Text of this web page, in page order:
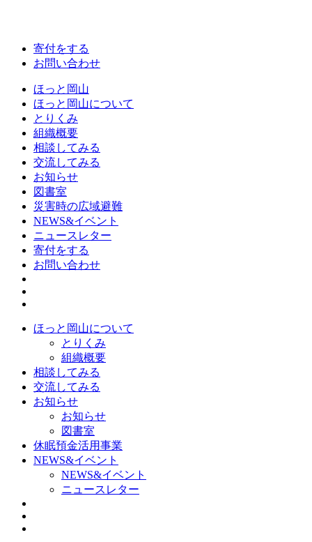
寄付をする
お問い合わせ
ほっと岡山
ほっと岡山について
とりくみ
組織概要
相談してみる
交流してみる
お知らせ
図書室
災害時の広域避難
NEWS&イベント
ニュースレター
寄付をする
お問い合わせ
ほっと岡山について
とりくみ
組織概要
相談してみる
交流してみる
お知らせ
お知らせ
図書室
休眠預金活用事業
NEWS&イベント
NEWS&イベント
ニュースレター